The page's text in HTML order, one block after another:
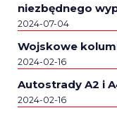
niezbędnego
2024-07-04
Wojskowe
2024-02-16
Autostrady A2 i
2024-02-16